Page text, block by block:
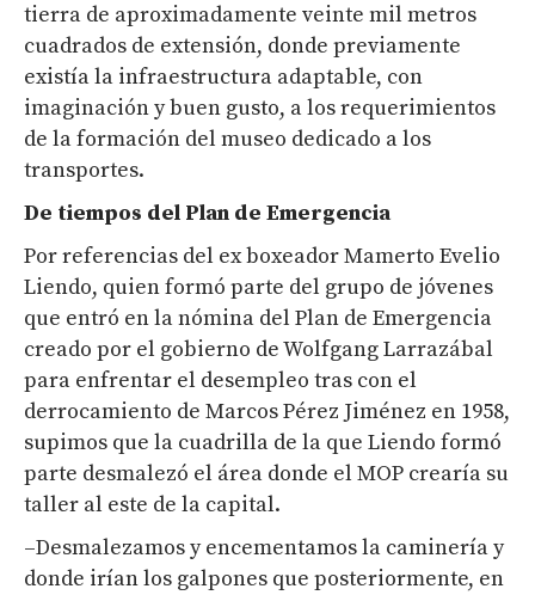
tierra de aproximadamente veinte mil metros
cuadrados de extensión, donde previamente
existía la infraestructura adaptable, con
imaginación y buen gusto, a los requerimientos
de la formación del museo dedicado a los
transportes.
De tiempos del Plan de Emergencia
Por referencias del ex boxeador Mamerto Evelio
Liendo, quien formó parte del grupo de jóvenes
que entró en la nómina del Plan de Emergencia
creado por el gobierno de Wolfgang Larrazábal
para enfrentar el desempleo tras con el
derrocamiento de Marcos Pérez Jiménez en 1958,
supimos que la cuadrilla de la que Liendo formó
parte desmalezó el área donde el MOP crearía su
taller al este de la capital.
–Desmalezamos y encementamos la caminería y
donde irían los galpones que posteriormente, en